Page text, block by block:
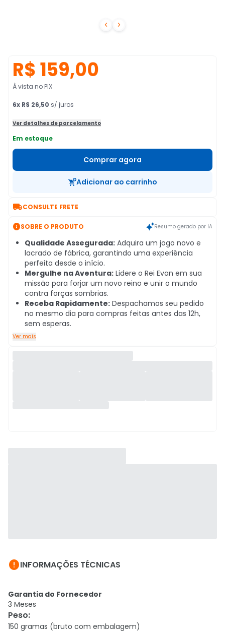
 
R$ 159,00
À vista no PIX
6x R$ 26,50 s/ juros
Ver detalhes de parcelamento
Em estoque
Comprar agora
Adicionar ao carrinho
CONSULTE FRETE
SOBRE O PRODUTO Resumo gerado por IA
Qualidade Assegurada: Adquira um jogo novo e
lacrado de fábrica, garantindo uma experiência
perfeita desde o início.
Mergulhe na Aventura: Lidere o Rei Evan em sua
missão para forjar um novo reino e unir o mundo
contra forças sombrias.
Receba Rapidamente: Despachamos seu pedido
no mesmo dia para compras feitas antes das 12h,
sem esperas.
Ver mais
INFORMAÇÕES TÉCNICAS
Garantia do Fornecedor
3 Meses
Peso:
150 gramas (bruto com embalagem)